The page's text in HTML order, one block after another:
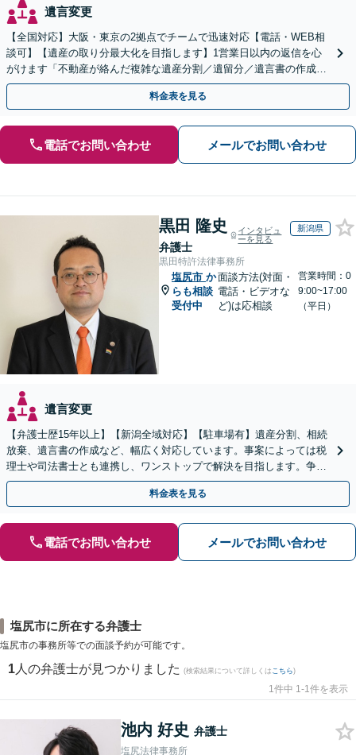
遺言変更
【全国対応】大阪・東京の2拠点でチームで迅速対応【電話・WEB相
談可】【遺産の取り分最大化を目指します】1営業日以内の返信を心
がけます「不動産が絡んだ複雑な遺産分割／遺留分／遺言書の作成・
執行／事業承継など、お任せください」【休日相談あり】
料金表を見る
電話でお問い合わせ メールでお問い合わせ
黒田 隆史
弁護士
インタビュ
ーを見る
新潟県
黒田特許法律事務所
塩尻市 か
らも相談
受付中
面談方法(対面・
電話・ビデオな
ど)は応相談
営業時間：0
9:00~17:00
（平日）
遺言変更
【弁護士歴15年以上】【新潟全域対応】【駐車場有】遺産分割、相続
放棄、遺言書の作成など、幅広く対応しています。事案によっては税
理士や司法書士とも連携し、ワンストップで解決を目指します。争い
を防ぐためにもぜひご相談ください。【分割払い可】
料金表を見る
電話でお問い合わせ メールでお問い合わせ
塩尻市に所在する弁護士
塩尻市の事務所等での面談予約が可能です。
1 人の弁護士が見つかりました (検索結果について詳しくは こちら)
1件中 1-1件を表示
池内 好史 弁護士
塩尻法律事務所